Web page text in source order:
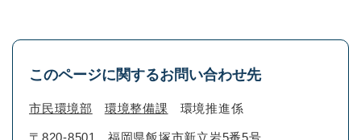
このページに関するお問い合わせ先
市民環境部 環境整備課 環境推進係
〒820-8501
福岡県飯塚市新立岩5番5号